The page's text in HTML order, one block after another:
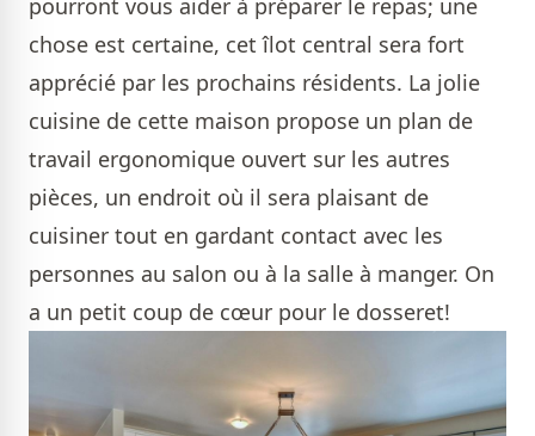
pourront vous aider à préparer le repas; une
chose est certaine, cet îlot central sera fort
apprécié par les prochains résidents. La jolie
cuisine de cette maison propose un plan de
travail ergonomique ouvert sur les autres
pièces, un endroit où il sera plaisant de
cuisiner tout en gardant contact avec les
personnes au salon ou à la salle à manger. On
a un petit coup de cœur pour le dosseret!